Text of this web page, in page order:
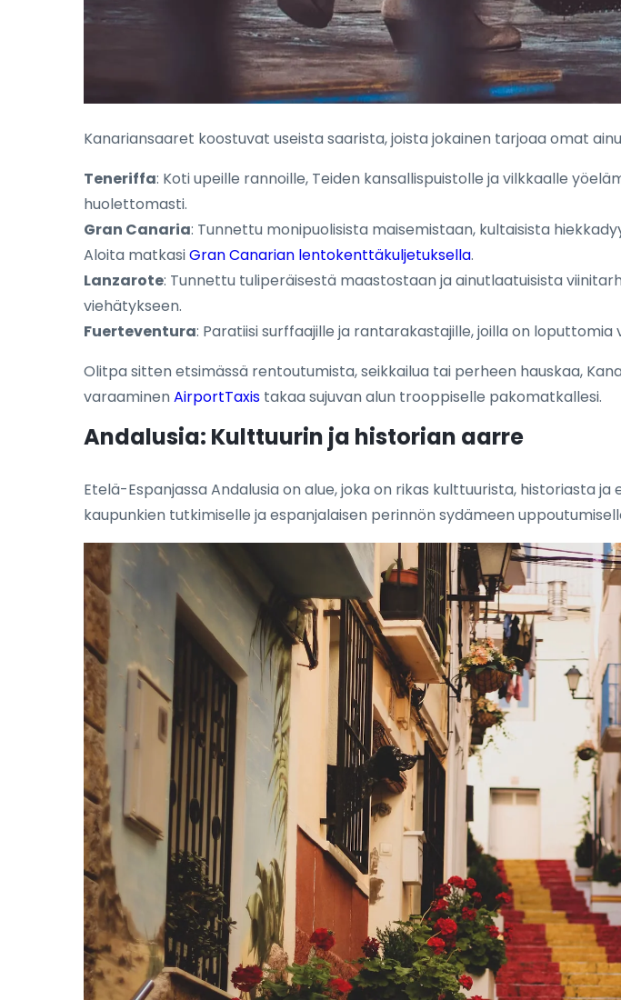
Kanariansaaret koostuvat useista saarista, joista jokainen tarjoaa omat
Teneriffa: Koti upeille rannoille, Teiden kansallispuistolle ja vilkkaalle
huolettomasti.
Gran Canaria: Tunnettu monipuolisista maisemistaan, kultaisista
Aloita matkasiGran Canarian lentokenttäkuljetuksella.
Lanzarote: Tunnettu tuliperäisestä maastostaan ja ainutlaatuisista
viehätykseen.
Fuerteventura: Paratiisi surffaajille ja rantarakastajille, joilla on
Olitpa sitten etsimässä rentoutumista, seikkailua tai perheen hauskaa,
varaaminenAirportTaxis takaa sujuvan alun trooppiselle pakomatkallesi.
Andalusia: Kulttuurin ja historian aarre
Etelä-Espanjassa Andalusia on alue, joka on rikas kulttuurista, historiasta
kaupunkien tutkimiselle ja espanjalaisen perinnön sydämeen